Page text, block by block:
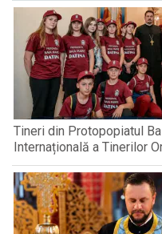
Tineri din Protopopiatul
Internațională a Tinerilor